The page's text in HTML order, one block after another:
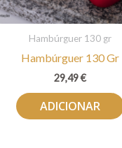
Hambúrguer 130 gr
Hambúrguer 130 Gr
29,49€
ADICIONAR